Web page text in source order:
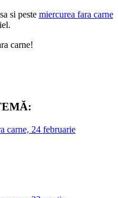
si peste miercurea fara carne
carne!
carne, 24 februarie